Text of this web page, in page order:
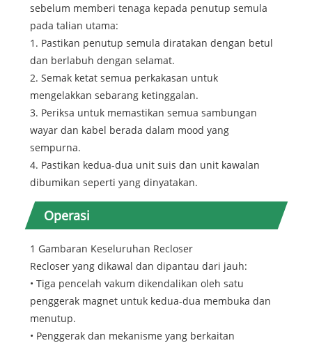
sebelum memberi tenaga kepada penutup semula
pada talian utama:
1. Pastikan penutup semula diratakan dengan betul
dan berlabuh dengan selamat.
2. Semak ketat semua perkakasan untuk
mengelakkan sebarang ketinggalan.
3. Periksa untuk memastikan semua sambungan
wayar dan kabel berada dalam mood yang
sempurna.
4. Pastikan kedua-dua unit suis dan unit kawalan
dibumikan seperti yang dinyatakan.
Operasi
1 Gambaran Keseluruhan Recloser
Recloser yang dikawal dan dipantau dari jauh:
• Tiga pencelah vakum dikendalikan oleh satu
penggerak magnet untuk kedua-dua membuka dan
menutup.
• Penggerak dan mekanisme yang berkaitan